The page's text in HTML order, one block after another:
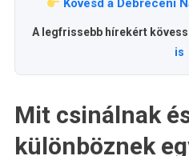
Kövesd a Debreceni
A legfrissebb hírekért
is
Mit csinálnak
különböznek